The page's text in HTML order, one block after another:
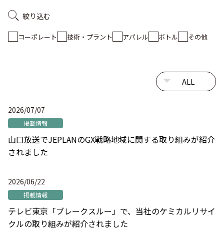
絞り込む
コーポレート 技術・プラント アパレル ボトル その他
2026/07/07
掲載情報
山口放送でJEPLANのGX戦略地域に関する取り組みが紹介
されました
2026/06/22
掲載情報
テレビ東京「ブレークスルー」で、当社のケミカルリサイ
クルの取り組みが紹介されました